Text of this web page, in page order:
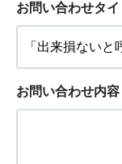
お問い合わせタ
お問い合わせ内容